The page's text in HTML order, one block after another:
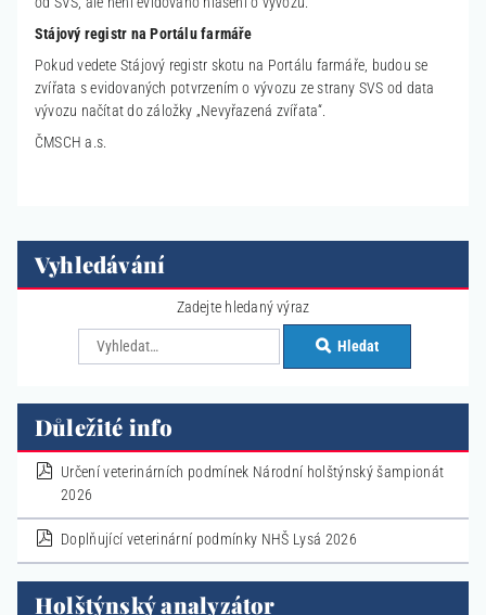
Stájový registr na Portálu farmáře
Pokud vedete Stájový registr skotu na Portálu farmáře, budou se
zvířata s evidovaných potvrzením o vývozu ze strany SVS od data
vývozu načítat do záložky „Nevyřazená zvířata“.
ČMSCH a.s.
Vyhledávání
Zadejte hledaný výraz
Hledat
Důležité info
pdf
Určení veterinárních podmínek Národní holštýnský šampionát
2026
pdf
Doplňující veterinární podmínky NHŠ Lysá 2026
Holštýnský analyzátor